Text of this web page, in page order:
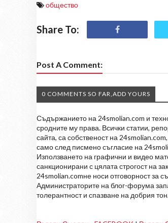
общество
Share To:
Post A Comment:
0 COMMENTS SO FAR,ADD YOURS
Съдържанието на 24smolian.com и
сродните му права. Всички статии,
сайта, са собственост на
само след писмено съгласие на
Използването на графични и видео
санкционирани с цялата строгост на
24smolian.comне носи отговорност за
Администраторите на блог-форума
толерантност и спазване на добрия